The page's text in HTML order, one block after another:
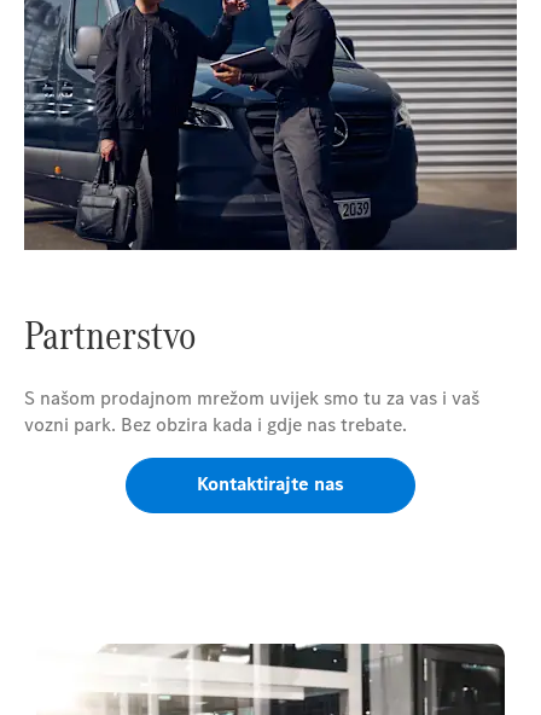
Partnerstvo
S našom prodajnom mrežom uvijek smo tu za vas i vaš
vozni park. Bez obzira kada i gdje nas trebate.
Kontaktirajte nas